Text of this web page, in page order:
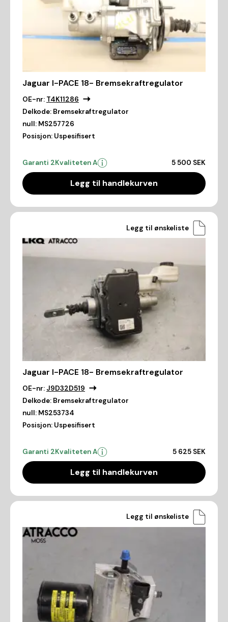
Jaguar I-PACE 18- Bremsekraftregulator
OE-nr: T4K11286
Delkode: Bremsekraftregulator
null: MS257726
Posisjon: Uspesifisert
Garanti 2Kvaliteten A 5 500 SEK
Legg til handlekurven
Legg til ønskeliste
Jaguar I-PACE 18- Bremsekraftregulator
OE-nr: J9D32D519
Delkode: Bremsekraftregulator
null: MS253734
Posisjon: Uspesifisert
Garanti 2Kvaliteten A 5 625 SEK
Legg til handlekurven
Legg til ønskeliste